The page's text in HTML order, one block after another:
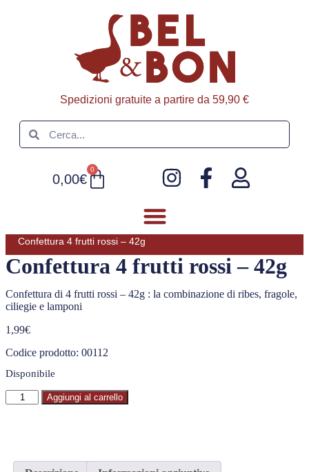
Spedizioni gratuite a partire da 59,90 €
0,00€
0
Confettura 4 frutti rossi – 42g
Confettura 4 frutti rossi – 42g
Confettura di 4 frutti rossi – 42g : la combinazione di ribes, fragole,
ciliegie e lamponi
1,99€
Codice prodotto: 00112
Disponibile
Aggiungi al carrello